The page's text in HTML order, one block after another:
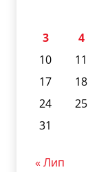
3
4
10
11
17
18
24
25
31
« Лип